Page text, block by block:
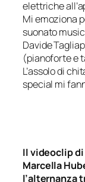
elettriche
Mi emoziona
suonato
Davide
(pianoforte e
L’assolo di
special mi
Il videoclip di
Marcella
l’alternanza